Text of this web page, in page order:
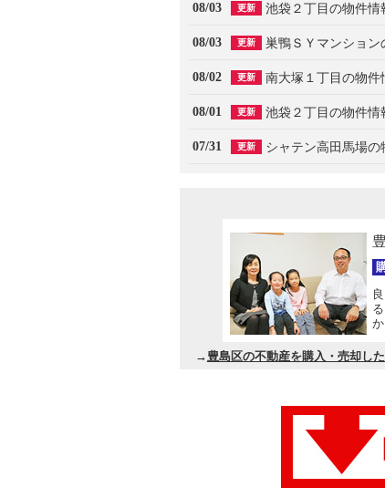
08/03 更新 池袋２丁目の物件情
08/03 更新 巣鴨ＳＹマンション
08/02 更新 南大塚１丁目の物件
08/01 更新 池袋２丁目の物件情
07/31 更新 シャテン高田馬場の
→豊島区の不動産を購入・売却し